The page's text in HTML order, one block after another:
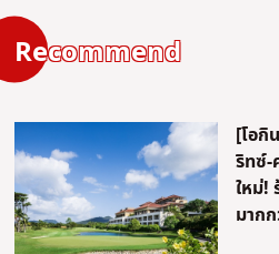
Recommend
[โอกิ
ริทซ์-
ใหม่!
มาก